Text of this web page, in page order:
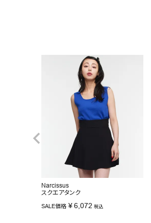
Narcissus
スクエアタンク
SALE価格 ¥ 6,072 税込